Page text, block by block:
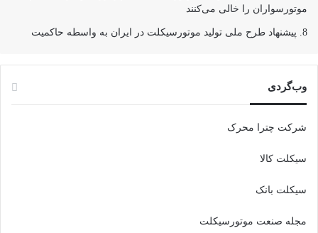
موتورسواران را خالی می‌کنند
پیشنهاد طرح ملی تولید موتورسیکلت در ایران به واسطه حاکمیت
وب‌گردی
شرکت چترا محرک
سیکلت کالا
سیکلت بانک
مجله صنعت موتورسیکلت